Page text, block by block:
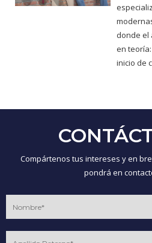
donde el
en
inicio de
Compártenos tus intereses y en
pondrá en